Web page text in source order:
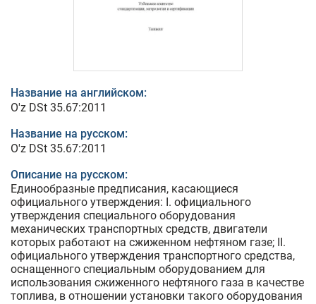
Название на английском:
O'z DSt 35.67:2011
Название на русском:
O'z DSt 35.67:2011
Описание на русском:
Единообразные предписания, касающиеся
официального утверждения: I. официального
утверждения специального оборудования
механических транспортных средств, двигатели
которых работают на сжиженном нефтяном газе; II.
официального утверждения транспортного средства,
оснащенного специальным оборудованием для
использования сжиженного нефтяного газа в качестве
топлива, в отношении установки такого оборудования